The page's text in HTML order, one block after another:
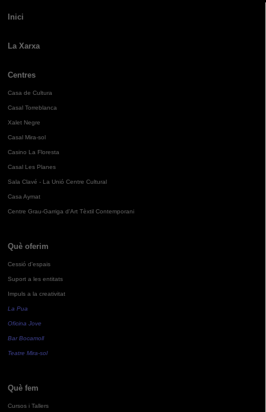
Inici
La Xarxa
Centres
Casa de Cultura
Casal Torreblanca
Xalet Negre
Casal Mira-sol
Casino La Floresta
Casal Les Planes
Sala Clavé - La Unió Centre Cultural
Casa Aymat
Centre Grau-Garriga d'Art Tèxtil Contemporani
Què oferim
Cessió d'espais
Suport a les entitats
Impuls a la creativitat
La Pua
Oficina Jove
Bar Bocamoll
Teatre Mira-sol
Què fem
Cursos i Tallers